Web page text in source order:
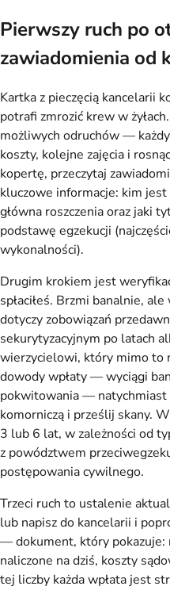
Pierwszy ruch po
zawiadomienia od
Kartka z pieczęcią kancelarii
potrafi zmrozić krew w
możliwych odruchów —
koszty, kolejne zajęcia i
kopertę, przeczytaj
kluczowe informacje: kim
główna roszczenia oraz jaki
podstawę egzekucji
wykonalności).
Drugim krokiem jest
spłaciłeś. Brzmi banalnie,
dotyczy zobowiązań
sekurytyzacyjnym po latach
wierzycielowi, który mimo to
dowody wpłaty — wyciągi
pokwitowania — natychmiast
komorniczą i prześlij skany.
3 lub 6 lat, w zależności od
z powództwem
postępowania cywilnego.
Trzeci ruch to ustalenie
lub napisz do kancelarii i
— dokument, który pokazuje:
naliczone na dziś, koszty
tej liczby każda wpłata jest